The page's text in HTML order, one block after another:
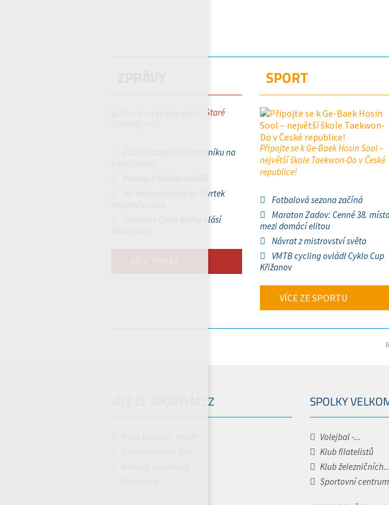
Staré
Začíná rozebírání chodníku na
Na Hornoměstské ve čtvrtek
Ordinace Dana Blahy hlásí
SPORT
Připojte se k Ge-Baek Hosin Sool –
největší škole Taekwon-Do v České
republice!
Fotbalová sezona začíná
Maraton Zadov: Cenné 38. místo
mezi domácí elitou
Návrat z mistrovství světa
VMTB cycling ovládl Cyklo Cup
Křižanov
VÍCE ZE SPORTU
VÍCE ZE SPORTVM.CZ SPOLKY
Volejbal -...
Klub filatelistů
Klub železničních...
Sportovní